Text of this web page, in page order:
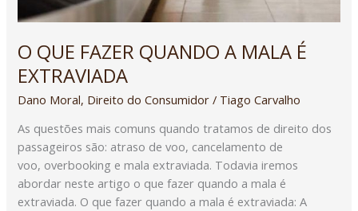
O QUE FAZER QUANDO A MALA É
EXTRAVIADA
Dano Moral, Direito do Consumidor / Tiago Carvalho
As questões mais comuns quando tratamos de direito dos
passageiros são: atraso de voo, cancelamento de
voo, overbooking e mala extraviada. Todavia iremos
abordar neste artigo o que fazer quando a mala é
extraviada. O que fazer quando a mala é extraviada: A